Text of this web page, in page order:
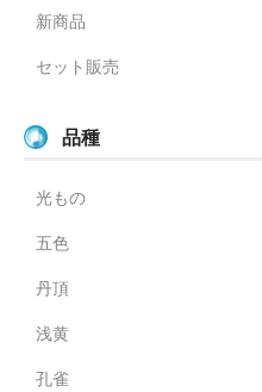
新商品
セット販売
品種
光もの
五色
丹頂
浅黄
孔雀